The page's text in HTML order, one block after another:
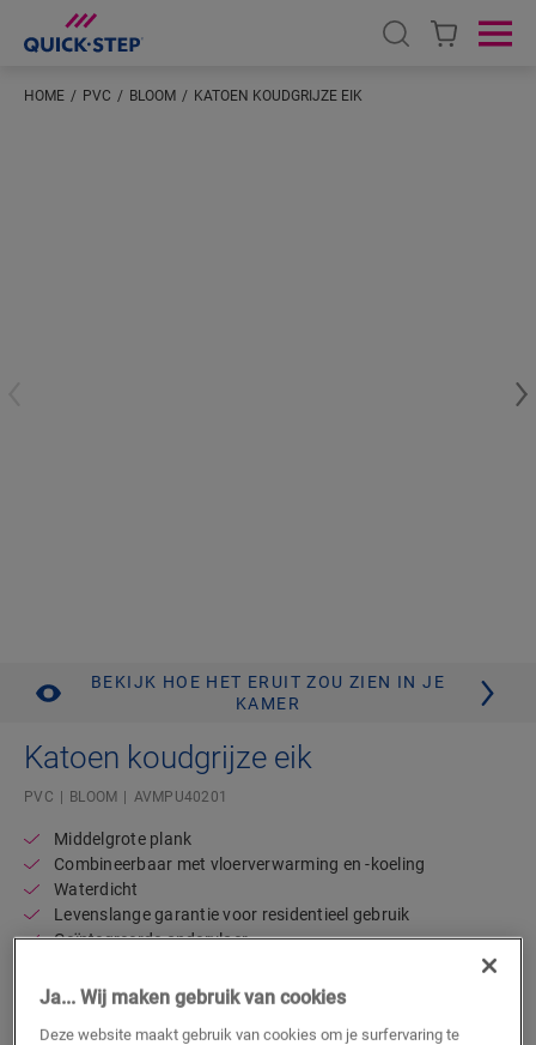
Open search
HOME PVC BLOOM KATOEN KOUDGRIJZE EIK
BEKIJK HOE HET ERUIT ZOU ZIEN IN JE
KAMER
Katoen koudgrijze eik
PVC BLOOM AVMPU40201
Middelgrote plank
Combineerbaar met vloerverwarming en -koeling
Waterdicht
Levenslange garantie voor residentieel gebruik
Geïntegreerde ondervloer
57,95€/m²
Adviesprijs (incl. btw)
Ja... Wij maken gebruik van cookies
Deze website maakt gebruik van cookies om je surfervaring te